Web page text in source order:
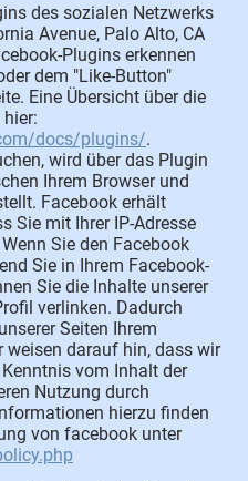
des sozialen Netzwerks
Avenue, Palo Alto, CA
Plugins erkennen
dem "Like-Button"
Eine Übersicht über die
docs/plugins/.
wird über das Plugin
Ihrem Browser und
Facebook erhält
Sie mit Ihrer IP-Adresse
Sie den Facebook
Sie in Ihrem Facebook-
Sie die Inhalte unserer
verlinken. Dadurch
Seiten Ihrem
weisen darauf hin, dass wir
vom Inhalt der
Nutzung durch
hierzu finden
von facebook unter